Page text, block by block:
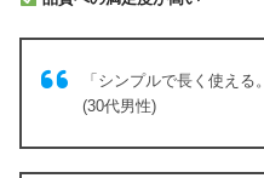
「シンプルで長く使える
(30代男性)